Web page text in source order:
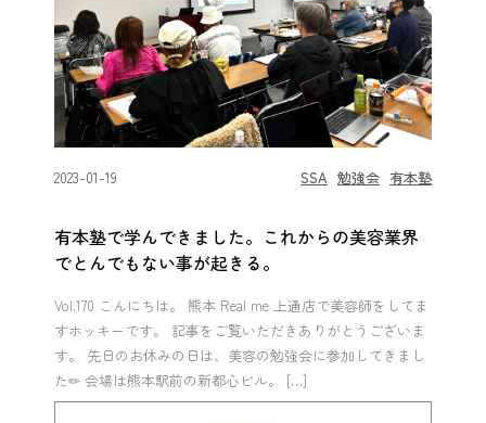
2023-01-19 SSA 勉強会 有本塾
有本塾で学んできました。これからの美容業界
でとんでもない事が起きる。
Vol.170 こんにちは。 熊本 Real me 上通店で美容師をしてま
すホッキーです。 記事をご覧いただきありがとうございま
す。 先日のお休みの日は、美容の勉強会に参加してきまし
た✏︎ 会場は熊本駅前の新都心ビル。 […]